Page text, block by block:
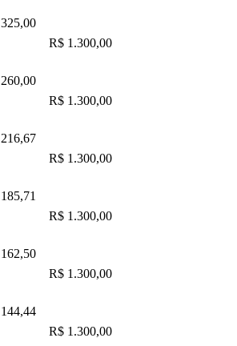
R$ 1.300,00
R$ 1.300,00
R$ 1.300,00
R$ 1.300,00
R$ 1.300,00
R$ 1.300,00